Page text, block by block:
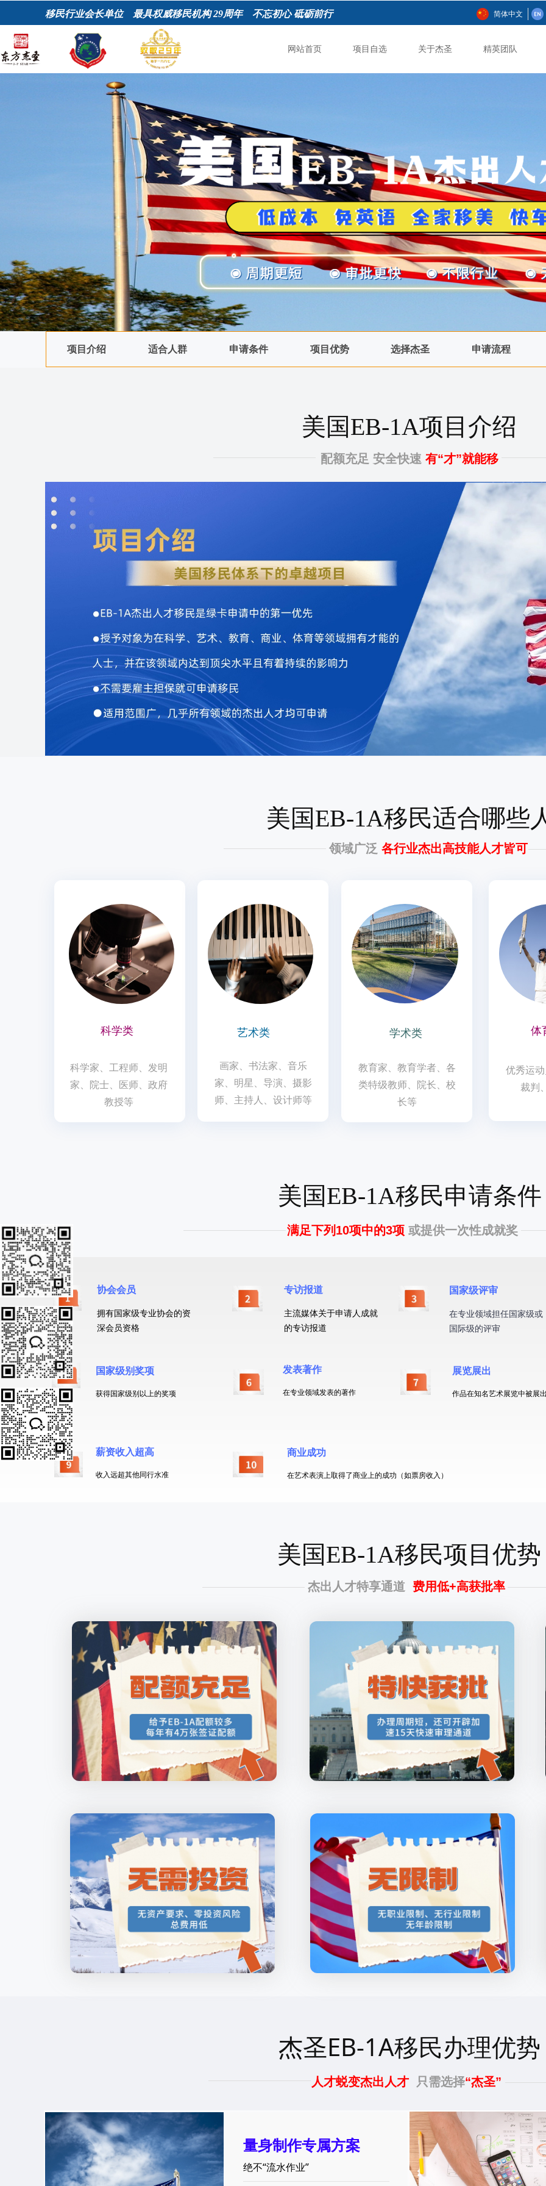
移民行业会长单位 最具权威移民机构29周年 不忘初心 砥砺前行
网站首页 项目自选 关于杰圣 精英团队
简体中文
项目介绍 适合人群 申请条件 项目优势 选择杰圣 申请流程
美国EB-1A移民项目优势
杰出人才特享通道 费用低+高获批率
美国EB-1A项目介绍
配额充足 安全快速 有“才”就能移
杰圣EB-1A移民办理优势
人才蜕变杰出人才 只需选择“杰圣”
量身制作专属方案
绝不“流水作业”
学术类
教育家、教育学者、各
类特级教师、院长、校
长等
科学类
科学家、工程师、发明
家、院士、医师、政府
教授等
艺术类
画家、书法家、音乐
家、明星、导演、摄影
师、主持人、设计师等
体
优秀运
裁判
美国EB-1A移民适合哪些
领域广泛 各行业杰出高技能人才皆可
美国EB-1A移民申请条件
满足下列10项中的3项 或提供一次性成就奖
协会会员
拥有国家级专业协会的资
深会员资格
专访报道
主流媒体关于申请人成就
的专访报道
国家级评审
在专业领域担任国家级或
国际级的评审
国家级别奖项
获得国家级别以上的奖项
薪资收入超高
收入远超其他同行水准
发表著作
在专业领域发表的著作
商业成功
在艺术表演上取得了商业上的成功（如票房收入）
展览展出
作品在知名艺术展览中被展